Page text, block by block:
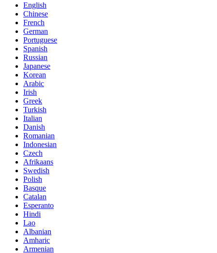
English
Chinese
French
German
Portuguese
Spanish
Russian
Japanese
Korean
Arabic
Irish
Greek
Turkish
Italian
Danish
Romanian
Indonesian
Czech
Afrikaans
Swedish
Polish
Basque
Catalan
Esperanto
Hindi
Lao
Albanian
Amharic
Armenian